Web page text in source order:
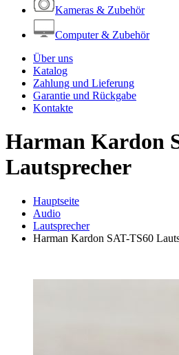
Kameras & Zubehör
Computer & Zubehör
Über uns
Katalog
Zahlung und Lieferung
Garantie und Rückgabe
Kontakte
Harman Kardon
Lautsprecher
Hauptseite
Audio
Lautsprecher
Harman Kardon SAT-TS60